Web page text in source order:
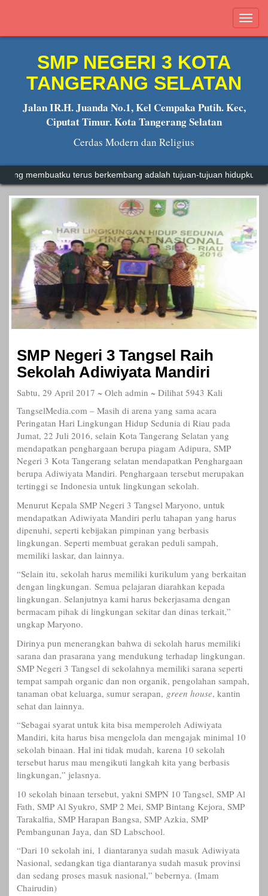
SMP NEGERI 3 KOTA
TANGERANG SELATAN
Jalan IR.H. Juanda No.1, Kel Cempaka Putih. Kec,
Ciputat Timur. Kota Tangerang Selatan
Cerdas Modern dan Religius
terus berkembang adalah tujuan-tujuan hidupku.Muhammad
SMP Negeri 3 Tangsel Raih
Sekolah Adiwiyata Mandiri
Sabtu, 29 April 2017 ~ Oleh admin ~ Dilihat 5943 Kali
TangselMedia.com – Masih di arena yang sama acara
Peringatan Hari Lingkungan Hidup Sedunia di Riau pada
Jumat, 22 Juli 2016, selain Kota Tangerang Selatan yang
mendapatkan penghargaan berupa piagam Adipura, SMP
Negeri 3 Kota Tangerang selatan mendapatkan Penghargaan
berupa Adiwiyata Mandiri. Penghargaan tersebut merupakan
tertinggi se Indonesia untuk lingkungan sekolah.
Menurut Kepala SMP Negeri 3 Tangsel Maryono, untuk
mendapatkan Adiwiyata Mandiri perlu tahapan yang harus
dipenuhi, seperti kebijakan pimpinan yang berbasis
lingkungan. Seperti membuat gerakan peduli sampah,
memiliki laskar, dan lainnya.
“Selain itu, sekolah harus memiliki kurikulum yang berkaitan
dengan lingkungan. Semua pelajaran diarahkan kepada
lingkungan. Selanjutnya kami harus bekerjasama dengan
bermacam pihak di lingkungan sekitar dan dinas terkait,”
ungkap Maryono.
Dirinya pun menerangkan bahwa di sekolah harus memiliki
sarana dan prasarana yang mendukung terhadap lingkungan.
SMP Negeri 3 Tangsel di sekolahnya memiliki sarana seperti
tempat sampah organic dan non organik, pengolahan sampah,
tanaman obat keluarga, sumur serapan, green house, kantin
sehat dan lainnya.
“Sebagai syarat untuk kita bisa memperoleh Adiwiyata
Mandiri, kita harus bisa mengelola dan mengajak minimal 10
sekolah binaan. Hal ini tidak mudah, karena 10 sekolah
tersebut harus mau mengikuti langkah kita yang berbasis
lingkungan,” jelasnya.
10 sekolah binaan tersebut, yakni SMPN 10 Tangsel, SMP Al
Fath, SMP Al Syukro, SMP 2 Mei, SMP Bintang Kejora, SMP
Tarakalfia, SMP Harapan Bangsa, SMP Azkia, SMP
Pembangunan Jaya, dan SD Labschool.
“Dari 10 sekolah ini, 1 diantaranya sudah masuk Adiwiyata
Nasional, sedangkan tiga diantaranya sudah masuk provinsi
dan sedang proses masuk nasional,” bebernya. (Imam
Chairudin)